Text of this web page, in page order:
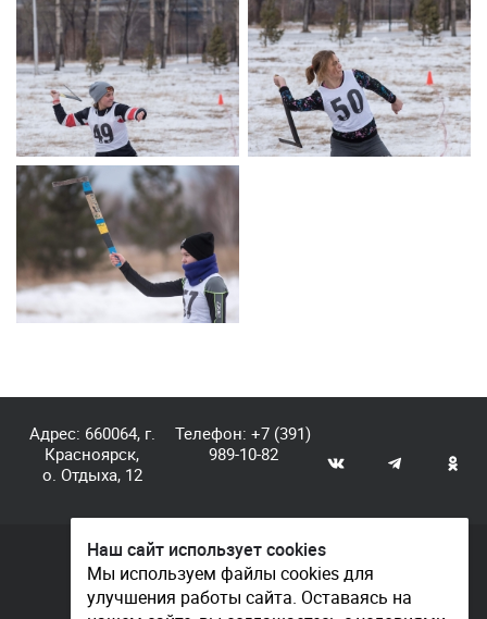
Адрес: 660064, г.
Красноярск,
о. Отдыха, 12
Телефон:+7 (391)
989-10-82
© КГАУ «Центр спортивной подготовки», 2026
Документы
Наш сайт использует cookies
Мы используем файлы cookies для
улучшения работы сайта. Оставаясь на